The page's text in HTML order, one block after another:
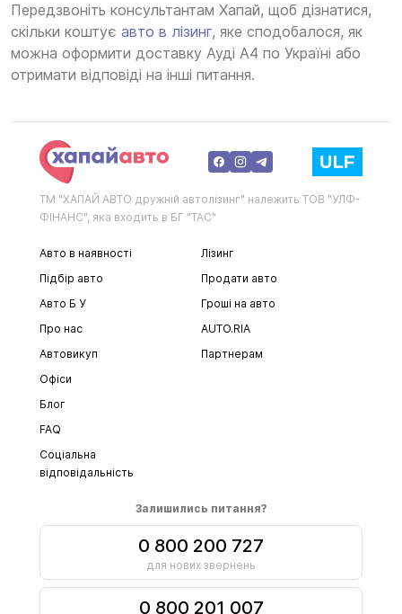
Передзвоніть консультантам Хапай, щоб дізнатися,
скільки коштує авто в лізинг, яке сподобалося, як
можна оформити доставку Ауді А4 по Україні або
отримати відповіді на інші питання.
ТМ "ХАПАЙ АВТО дружній автолізинг" належить ТОВ "УЛФ-
ФІНАНС", яка входить в БГ "ТАС"
Авто в наявності
Підбір авто
Авто Б У
Про нас
Автовикуп
Лізинг
Продати авто
Гроші на авто
AUTO.RIA
Партнерам
Офіси
Блог
FAQ
Соціальна
відповідальність
Залишились питання?
0 800 200 727
для нових звернень
0 800 201 007